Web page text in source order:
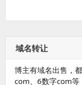
域名转让
博主有域名出售，
com、6数字com等